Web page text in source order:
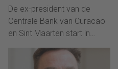
accountancy
De ex-president van de
Centrale Bank van Curacao
en Sint Maarten start in
september.